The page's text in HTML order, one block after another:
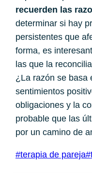
recuerden las
determinar si hay
persistentes que
forma, es
las que la
¿La razón se basa
sentimientos
obligaciones y la
probable que las
por un camino de
Etiquetas
#terapia de pareja#